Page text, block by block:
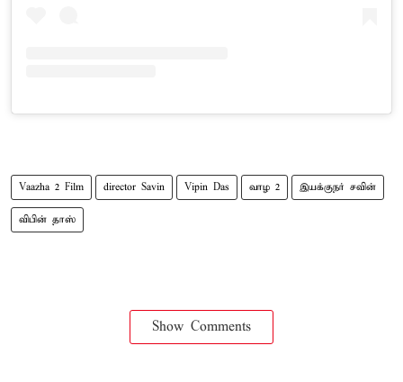
Vaazha 2 Film director Savin Vipin Das வாழ 2 இயக்குநர் சவின்
விபின் தாஸ்
Show Comments